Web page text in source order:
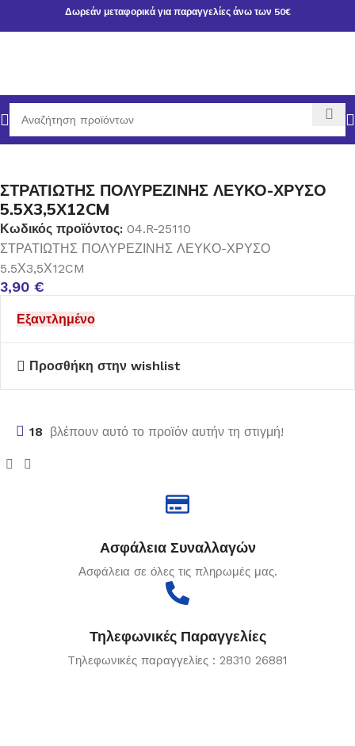
Δωρεάν μεταφορικά για παραγγελίες άνω των 50€
σελίδα ΧΡΙΣΤΟΥΓΕΝΝΙΑΤΙΚΑ ΕΙΔΗ ΣΤΟΛΙΔΙΑ-ΚΟΡΥΦΕΣ
ΣΤΡΑΤΙΩΤΗΣ ΠΟΛΥΡΕΖΙΝΗΣ ΛΕΥΚΟ-ΧΡΥΣΟ
5.5Χ3,5Χ12CM
Κωδικός προϊόντος: 04.R-25110
ΣΤΡΑΤΙΩΤΗΣ ΠΟΛΥΡΕΖΙΝΗΣ ΛΕΥΚΟ-ΧΡΥΣΟ
5.5Χ3,5Χ12CM
3,90 €
Εξαντλημένο
Προσθήκη στην wishlist
18 βλέπουν αυτό το προϊόν αυτήν τη στιγμή!
Ασφάλεια Συναλλαγών
Ασφάλεια σε όλες τις πληρωμές μας.
Τηλεφωνικές Παραγγελίες
Tηλεφωνικές παραγγελίες : 28310 26881